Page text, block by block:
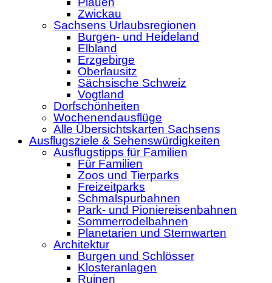
Zwickau
Sachsens Urlaubsregionen
Burgen- und Heideland
Elbland
Erzgebirge
Oberlausitz
Sächsische Schweiz
Vogtland
Dorfschönheiten
Wochenendausflüge
Alle Übersichtskarten Sachsens
Ausflugsziele & Sehenswürdigkeiten
Ausflugstipps für Familien
Für Familien
Zoos und Tierparks
Freizeitparks
Schmalspurbahnen
Park- und Pioniereisenbahnen
Sommerrodelbahnen
Planetarien und Sternwarten
Architektur
Burgen und Schlösser
Klosteranlagen
Ruinen